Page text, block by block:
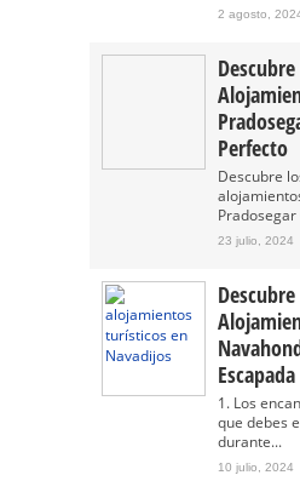
2 agosto,
Perfecto
Descubre
23 julio, 2024
1. Los
que debes
durante...
10 julio, 2024